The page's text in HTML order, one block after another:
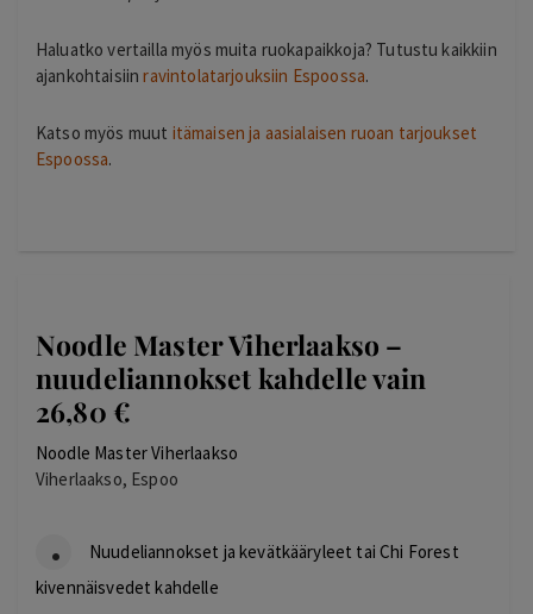
Haluatko vertailla myös muita ruokapaikkoja? Tutustu kaikkiin
ajankohtaisiinravintolatarjouksiin Espoossa.
Katso myös muut itämaisen ja aasialaisen ruoan tarjoukset
Espoossa.
Noodle Master Viherlaakso –
nuudeliannokset kahdelle vain
26,80 €
Noodle Master Viherlaakso
Viherlaakso, Espoo
Nuudeliannokset ja kevätkääryleet tai Chi Forest
kivennäisvedet kahdelle